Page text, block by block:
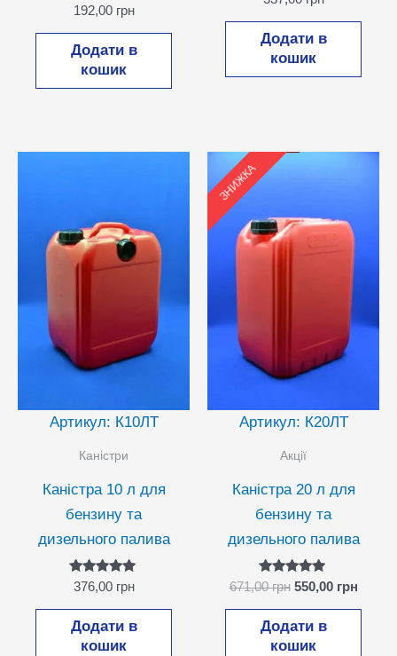
192,00 грн
Додати в
кошик
Додати в
кошик
Артикул: К10ЛТ
Каністри
Каністра 10 л для
бензину та
дизельного палива
Оцінено в
5.00
з 5
376,00 грн
Додати в
кошик
ЗНИЖКА
Артикул: К20ЛТ
Акції
Каністра 20 л для
бензину та
дизельного палива
Оцінено в
з 5
671,00грн Оригінальна
550,00 грн
Додати в
кошик